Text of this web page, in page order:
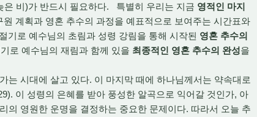
은 비)가 반드시 필요하다. 특별히 우리는 지금 영적인 마지
계획과 영혼 추수의 과정을 예표적으로 보여주는 시간표와
기로 예수님의 초림과 성령 강림을 통해 시작된 영혼 추수의
로 예수님의 재림과 함께 있을 최종적인 영혼 추수의 완성을
는 시대에 살고 있다. 이 마지막 때에 하나님께서는 약속대로
이 성령의 은혜를 받아 풍성한 알곡으로 익어갈 것인가, 아
의 영원한 운명을 결정하는 중요한 문제이다. 따라서 오늘 추